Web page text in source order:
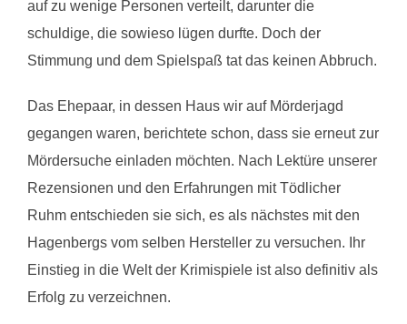
auf zu wenige Personen verteilt, darunter die
schuldige, die sowieso lügen durfte. Doch der
Stimmung und dem Spielspaß tat das keinen Abbruch.
Das Ehepaar, in dessen Haus wir auf Mörderjagd
gegangen waren, berichtete schon, dass sie erneut zur
Mördersuche einladen möchten. Nach Lektüre unserer
Rezensionen und den Erfahrungen mit Tödlicher
Ruhm entschieden sie sich, es als nächstes mit den
Hagenbergs vom selben Hersteller zu versuchen. Ihr
Einstieg in die Welt der Krimispiele ist also definitiv als
Erfolg zu verzeichnen.